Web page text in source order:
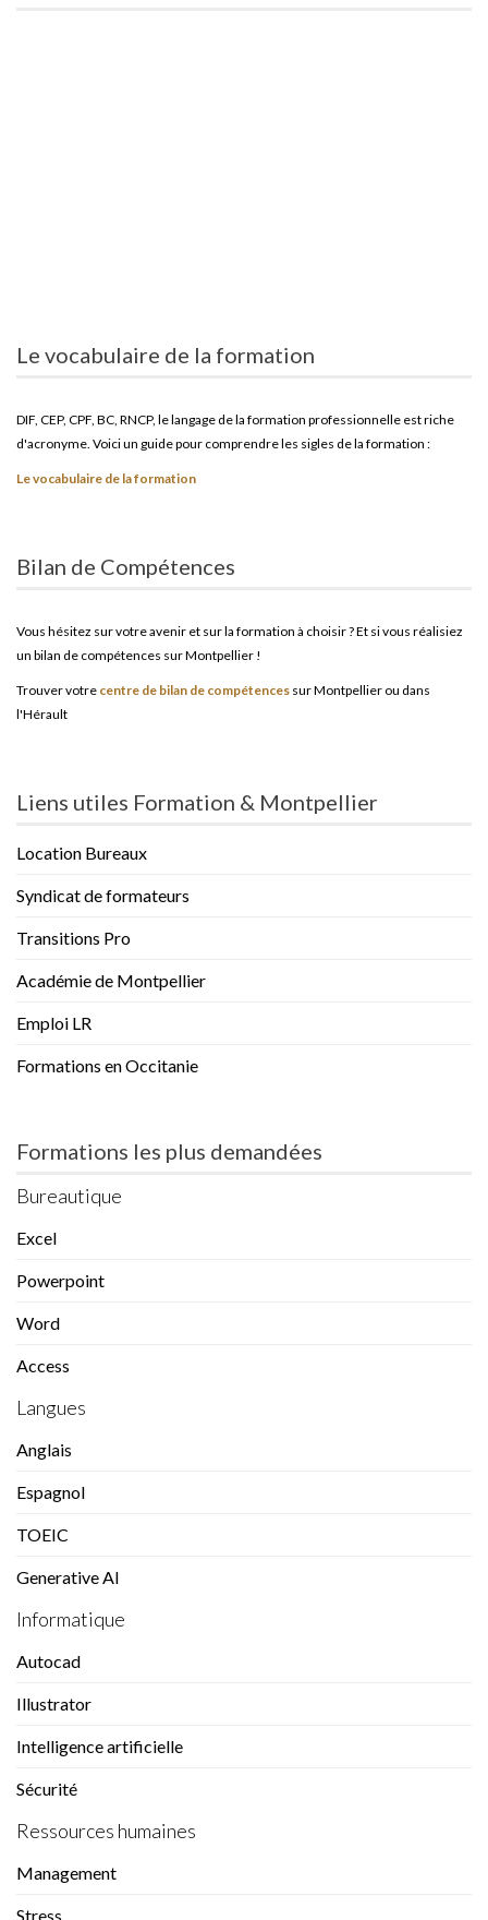
Le vocabulaire de la formation
DIF, CEP, CPF, BC, RNCP, le langage de la formation professionnelle est riche
d'acronyme. Voici un guide pour comprendre les sigles de la formation :
Le vocabulaire de la formation
Bilan de Compétences
Vous hésitez sur votre avenir et sur la formation à choisir ? Et si vous réalisiez
un bilan de compétences sur Montpellier !
Trouver votre centre de bilan de compétences sur Montpellier ou dans
l'Hérault
Liens utiles Formation & Montpellier
Location Bureaux
Syndicat de formateurs
Transitions Pro
Académie de Montpellier
Emploi LR
Formations en Occitanie
Formations les plus demandées
Bureautique
Excel
Powerpoint
Word
Access
Langues
Anglais
Espagnol
TOEIC
Generative AI
Informatique
Autocad
Illustrator
Intelligence artificielle
Sécurité
Ressources humaines
Management
Stress